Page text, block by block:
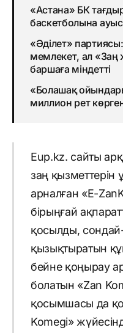
«Астана» БК
баскетболына
«Әділет»
мемлекет, ал «Заң
баршаға міндетті
«Болашақ
миллион рет
Еup.kz. сайты
заң қызметтерін
арналған «E-
бірыңғай
қосылды,
қызықтыратын
бейне қоңырау
болатын «Zan
қосымшасы да
Komegi»